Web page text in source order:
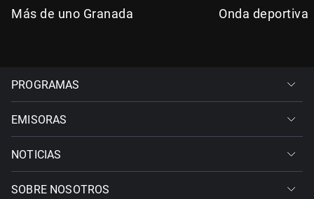
Más de uno Granada Onda deportiva
PROGRAMAS
EMISORAS
NOTICIAS
SOBRE NOSOTROS